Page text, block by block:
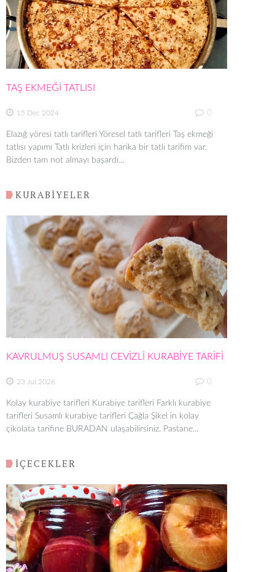
TAŞ EKMEĞİ TATLISI
15 Dec 2024 0
Elazığ yöresi tatlı tarifleri Yöresel tatlı tarifleri Taş ekmeği
tatlısı yapımı Tatlı krizleri için harika bir tatlı tarifim var.
Bizden tam not almayı başardı...
KURABİYELER
KAVRULMUŞ SUSAMLI CEVİZLİ KURABİYE TARİFİ
23 Jul 2026 0
Kolay kurabiye tarifleri Kurabiye tarifleri Farklı kurabiye
tarifleri Susamlı kurabiye tarifleri Çağla Şikel in kolay
çikolata tarifine BURADAN ulaşabilirsiniz. Pastane...
İÇECEKLER